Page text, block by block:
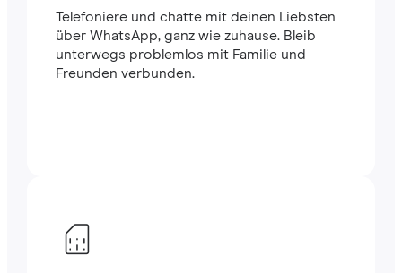
Telefoniere und chatte mit deinen Liebsten
über WhatsApp, ganz wie zuhause. Bleib
unterwegs problemlos mit Familie und
Freunden verbunden.